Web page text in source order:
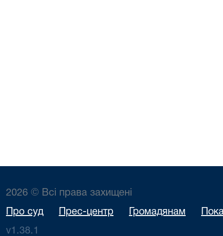
2026 © Всі права захищені
Про суд Прес-центр Громадянам
v1.38.1